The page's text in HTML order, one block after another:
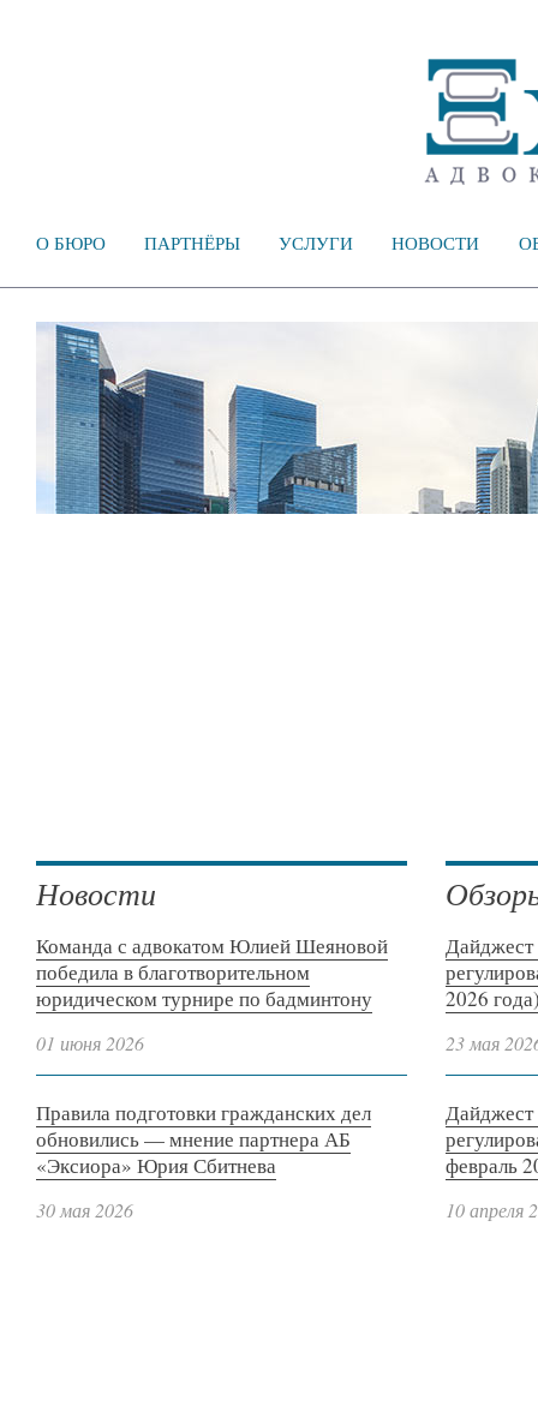
О БЮРО ПАРТНЁРЫ УСЛУГИ НОВОСТИ
Новости
Команда с адвокатом Юлией Шеяновой
победила в благотворительном
юридическом турнире по бадминтону
01 июня 2026
Правила подготовки гражданских дел
обновились — мнение партнера АБ
«Эксиора» Юрия Сбитнева
30 мая 2026
Дайджест
2026
23 мая
Дайджест
февраль
10 апреля